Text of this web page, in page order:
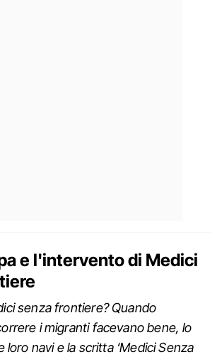
e l'intervento di Medici
senza frontiere? Quando
i migranti facevano bene, lo
loro navi e la scritta ‘Medici Senza